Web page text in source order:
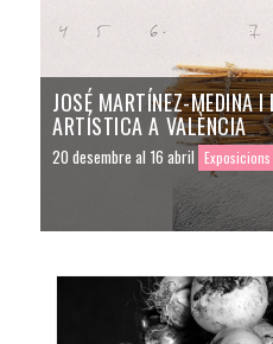
JOSÉ MARTÍNEZ-MEDINA I
ARTÍSTICA A VALÈNCIA
20 desembre al 16 abril Exposicions